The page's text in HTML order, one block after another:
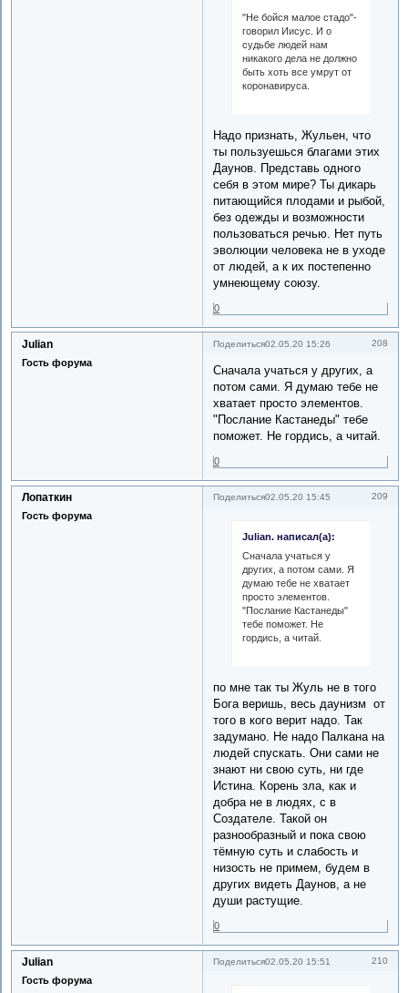
"Не бойся малое стадо"-
говорил Иисус. И о
судьбе людей нам
никакого дела не должно
быть хоть все умрут от
коронавируса.
Надо признать, Жульен, что
ты пользуешься благами этих
Даунов. Представь одного
себя в этом мире? Ты дикарь
питающийся плодами и рыбой,
без одежды и возможности
пользоваться речью. Нет путь
эволюции человека не в уходе
от людей, а к их постепенно
умнеющему союзу.
0
Поделиться 208
02.05.20 15:26
Julian
Гость форума
Сначала учаться у других, а
потом сами. Я думаю тебе не
хватает просто элементов.
"Послание Кастанеды" тебе
поможет. Не гордись, а читай.
0
Поделиться 209
02.05.20 15:45
Лопаткин
Гость форума
Julian. написал(а):
Сначала учаться у
других, а потом сами. Я
думаю тебе не хватает
просто элементов.
"Послание Кастанеды"
тебе поможет. Не
гордись, а читай.
по мне так ты Жуль не в того
Бога веришь, весь даунизм от
того в кого верит надо. Так
задумано. Не надо Палкана на
людей спускать. Они сами не
знают ни свою суть, ни где
Истина. Корень зла, как и
добра не в людях, с в
Создателе. Такой он
разнообразный и пока свою
тёмную суть и слабость и
низость не примем, будем в
других видеть Даунов, а не
души растущие.
0
Поделиться 210
02.05.20 15:51
Julian
Гость форума